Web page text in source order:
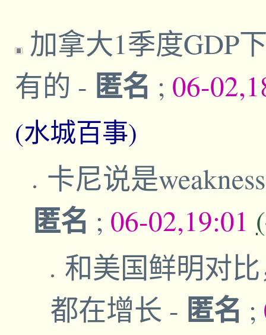
加拿大1季度GDP
有的 - 匿名 ; 06-
(水城百事)
卡尼说是
匿名 ; 06-02,19:01
和美国鲜明对
都在增长 - 匿名 ;